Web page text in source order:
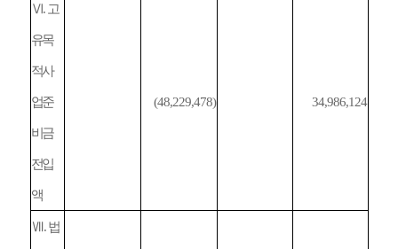
Ⅵ.고
유목
적사
업준
비금
전입
액
(48,229,478) 34,986,124
Ⅶ.법